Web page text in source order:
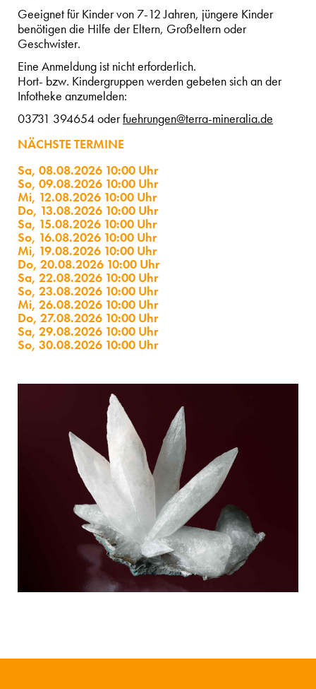
Geeignet für Kinder von 7-12 Jahren, jüngere Kinder
benötigen die Hilfe der Eltern, Großeltern oder
Geschwister.
Eine Anmeldung ist nicht erforderlich.
Hort- bzw. Kindergruppen werden gebeten sich an der
Infotheke anzumelden:
03731 394654 oderfuehrungen@terra-mineralia.de
NÄCHSTE TERMINE
Sa, 08.08.2026 10:00 Uhr
So, 09.08.2026 10:00 Uhr
Mi, 12.08.2026 10:00 Uhr
Do, 13.08.2026 10:00 Uhr
Sa, 15.08.2026 10:00 Uhr
So, 16.08.2026 10:00 Uhr
Mi, 19.08.2026 10:00 Uhr
Do, 20.08.2026 10:00 Uhr
Sa, 22.08.2026 10:00 Uhr
So, 23.08.2026 10:00 Uhr
Mi, 26.08.2026 10:00 Uhr
Do, 27.08.2026 10:00 Uhr
Sa, 29.08.2026 10:00 Uhr
So, 30.08.2026 10:00 Uhr